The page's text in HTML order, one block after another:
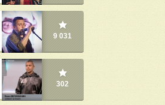
9 031
302